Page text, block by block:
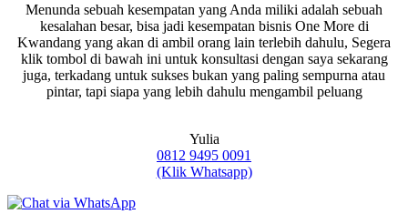
Menunda sebuah kesempatan yang Anda miliki adalah sebuah
kesalahan besar, bisa jadi kesempatan bisnis One More di
Kwandang yang akan di ambil orang lain terlebih dahulu, Segera
klik tombol di bawah ini untuk konsultasi dengan saya sekarang
juga, terkadang untuk sukses bukan yang paling sempurna atau
pintar, tapi siapa yang lebih dahulu mengambil peluang
Yulia
0812 9495 0091
(Klik Whatsapp)